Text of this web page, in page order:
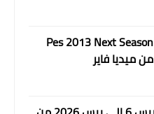
تحميل باتش Pes 2013 Next Season